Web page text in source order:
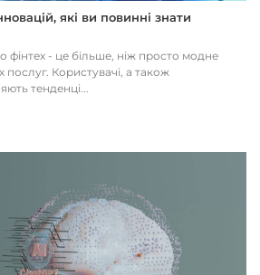
які ви повинні знати
фінтех - це більше, ніж просто модне
послуг. Користувачі, а також
тенденці...